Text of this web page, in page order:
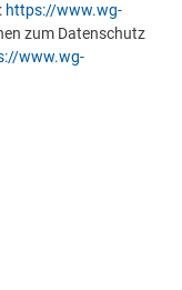
https://www.wg-
zum Datenschutz
www.wg-